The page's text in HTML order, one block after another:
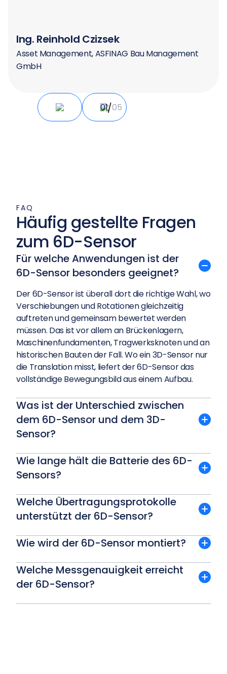
01/05
Ing. Reinhold Czizsek
Asset Management, ASFINAG Bau Management
GmbH
FAQ
Häufig gestellte Fragen
zum 6D-Sensor
Für welche Anwendungen ist der
6D-Sensor besonders geeignet?
Der 6D-Sensor ist überall dort die richtige Wahl, wo
Verschiebungen und Rotationen gleichzeitig
auftreten und gemeinsam bewertet werden
müssen. Das ist vor allem an Brückenlagern,
Maschinenfundamenten, Tragwerksknoten und an
historischen Bauten der Fall. Wo ein 3D-Sensor nur
die Translation misst, liefert der 6D-Sensor das
vollständige Bewegungsbild aus einem Aufbau.
Was ist der Unterschied zwischen
dem 6D-Sensor und dem 3D-
Sensor?
Wie lange hält die Batterie des 6D-
Sensors?
Welche Übertragungsprotokolle
unterstützt der 6D-Sensor?
Wie wird der 6D-Sensor montiert?
Welche Messgenauigkeit erreicht
der 6D-Sensor?